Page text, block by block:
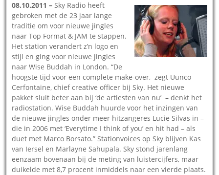
08.10.2011 –Sky Radio heeft
gebroken met de 23 jaar lange
traditie om voor nieuwe jingles
naar Top Format & JAM te stappen.
Het station verandert z’n logo en
stijl en ging voor nieuwe jingles
naar Wise Buddah in London. “De
hoogste tijd voor een complete make-over, zegt Uunco
Cerfontaine, chief creative officer bij Sky. Het nieuwe
pakket sluit beter aan bij ‘de artiesten van nu’ – denkt het
radiostation. Wise Buddah huurde voor het inzingen van
de nieuwe jingles onder meer hitzangeres Lucie Silvas in –
die in 2006 met ‘Everytime I think of you’ en hit had – als
duet met Marco Borsato.” Stationvoices op Sky blijven Kas
van Iersel en Marlayne Sahupala. Sky stond jarenlang
eenzaam bovenaan bij de meting van luistercijfers, maar
duikelde met 8,7 procent inmiddels naar een vierde plaats.